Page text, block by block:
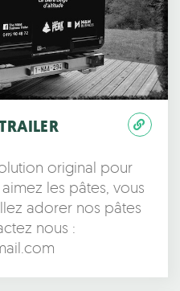
original pour
les pâtes, vous
adorer nos pâtes
nous :